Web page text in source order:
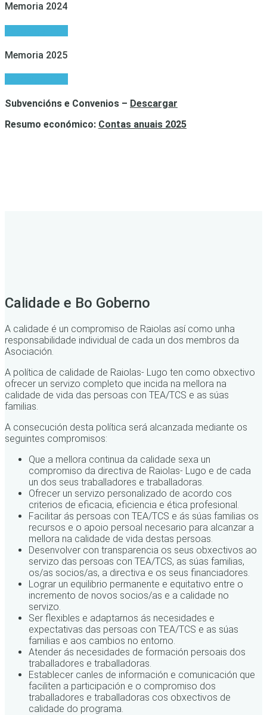
Memoria 2024
Memoria 2025
Subvencións e Convenios – Descargar
Resumo económico: Contas anuais 2025
Calidade e Bo Goberno
A calidade é un compromiso de Raiolas así como unha
responsabilidade individual de cada un dos membros da
Asociación.
A política de calidade de Raiolas- Lugo ten como obxectivo
ofrecer un servizo completo que incida na mellora na
calidade de vida das persoas con TEA/TCS e as súas
familias.
A consecución desta política será alcanzada mediante os
seguintes compromisos:
Que a mellora continua da calidade sexa un
compromiso da directiva de Raiolas- Lugo e de cada
un dos seus traballadores e traballadoras.
Ofrecer un servizo personalizado de acordo cos
criterios de eficacia, eficiencia e ética profesional.
Facilitar ás persoas con TEA/TCS e ás súas familias os
recursos e o apoio persoal necesario para alcanzar a
mellora na calidade de vida destas persoas.
Desenvolver con transparencia os seus obxectivos ao
servizo das persoas con TEA/TCS, as súas familias,
os/as socios/as, a directiva e os seus financiadores.
Lograr un equilibrio permanente e equitativo entre o
incremento de novos socios/as e a calidade no
servizo.
Ser flexibles e adaptarnos ás necesidades e
expectativas das persoas con TEA/TCS e as súas
familias e aos cambios no entorno.
Atender ás necesidades de formación persoais dos
traballadores e traballadoras.
Establecer canles de información e comunicación que
faciliten a participación e o compromiso dos
traballadores e traballadoras cos obxectivos de
calidade do programa.